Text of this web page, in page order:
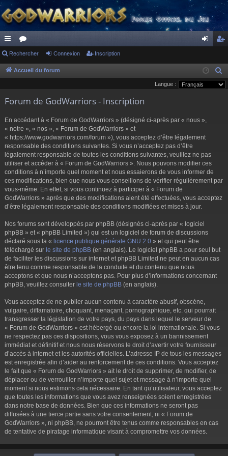
ac
co
ci
or
u
s
ne cri
pti
Rechercher Connexion Inscription
Accueil du forum
e
Langue :
Forum de GodWarriors - Inscription
En accédant à « Forum de GodWarriors » (désigné ci-après par « nous »,
« notre », « nos », « Forum de GodWarriors » et
« https://www.godwarriors.com/forum »), vous acceptez d’être légalement
responsable des conditions suivantes. Si vous n’acceptez pas d’être
légalement responsable de toutes les conditions suivantes, veuillez ne pas
utiliser et accéder à « Forum de GodWarriors ». Nous pouvons modifier ces
conditions à n’importe quel moment et nous essaierons de vous informer de
ces modifications, bien que nous vous conseillons de vérifier régulièrement par
vous-même. En effet, si vous continuez à participer à « Forum de
GodWarriors » après que des modifications aient été effectuées, vous acceptez
d’être légalement responsable des conditions modifiées et mises à jour.
Nos forums sont développés par phpBB (désignés ci-après par « logiciel
phpBB » et « phpBB Limited ») qui est un logiciel de forum de discussions
déclaré sous la « licence publique générale GNU 2.0 » et qui peut être
téléchargé sur le site de phpBB (en anglais). Le logiciel phpBB a pour seul but
de faciliter les discussions sur internet et phpBB Limited ne peut en aucun cas
être tenu comme responsable de la conduite et du contenu que nous
acceptons et que nous n’acceptons pas. Pour plus d’informations concernant
phpBB, veuillez consulter le site de phpBB (en anglais).
Vous acceptez de ne publier aucun contenu à caractère abusif, obscène,
vulgaire, diffamatoire, choquant, menaçant, pornographique, etc. qui pourrait
transgresser la législation de votre pays, du pays dans lequel le serveur de
« Forum de GodWarriors » est hébergé ou encore la loi internationale. Si vous
ne respectez pas ces dispositions, vous vous exposez à un bannissement
immédiat et définitif et nous nous réservons le droit d’avertir votre fournisseur
d’accès à internet et les autorités officielles. L’adresse IP de tous les messages
est enregistrée afin d’aider au renforcement de ces conditions. Vous acceptez
le fait que « Forum de GodWarriors » ait le droit de supprimer, de modifier, de
déplacer ou de verrouiller n’importe quel sujet et message à n’importe quel
moment si nous estimons cela nécessaire. En tant qu’utilisateur, vous acceptez
que toutes les informations que vous avez renseignées soient enregistrées
dans notre base de données. Bien que ces informations ne seront pas
diffusées à une tierce partie sans votre consentement, ni « Forum de
GodWarriors », ni phpBB, ne pourront être tenus comme responsables en cas
de tentative de piratage informatique visant à compromettre vos données.